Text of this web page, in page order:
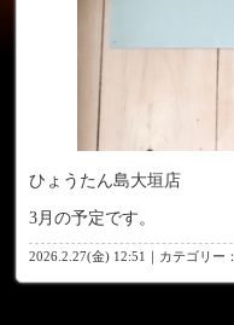
ひょうたん島大垣店
3月の予定です。
2026.2.27(金) 12:51｜カテゴリー：